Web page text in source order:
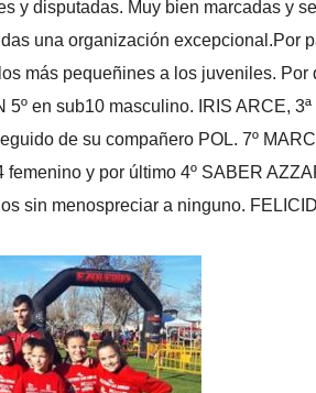
y disputadas. Muy bien marcadas y
una organización excepcional.Por
más pequeñines a los juveniles. Por
en sub10 masculino. IRIS ARCE,
de su compañero POL. 7º
y por último 4º SABER
sin menospreciar a ninguno.